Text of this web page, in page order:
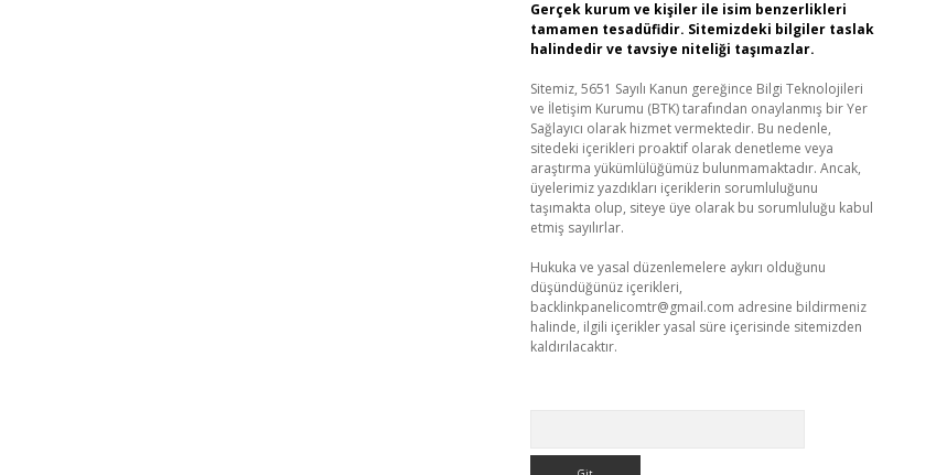
Gerçek kurum ve kişiler ile isim benzerlikleri
tamamen tesadüfidir. Sitemizdeki bilgiler taslak
halindedir ve tavsiye niteliği taşımazlar.
Sitemiz, 5651 Sayılı Kanun gereğince Bilgi Teknolojileri
ve İletişim Kurumu (BTK) tarafından onaylanmış bir Yer
Sağlayıcı olarak hizmet vermektedir. Bu nedenle,
sitedeki içerikleri proaktif olarak denetleme veya
araştırma yükümlülüğümüz bulunmamaktadır. Ancak,
üyelerimiz yazdıkları içeriklerin sorumluluğunu
taşımakta olup, siteye üye olarak bu sorumluluğu kabul
etmiş sayılırlar.
Hukuka ve yasal düzenlemelere aykırı olduğunu
düşündüğünüz içerikleri,
backlinkpanelicomtr@gmail.com adresine bildirmeniz
halinde, ilgili içerikler yasal süre içerisinde sitemizden
kaldırılacaktır.